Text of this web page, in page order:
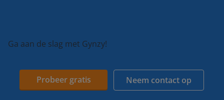
Ga aan de slag met Gynzy!
Probeer gratis Neem contact op